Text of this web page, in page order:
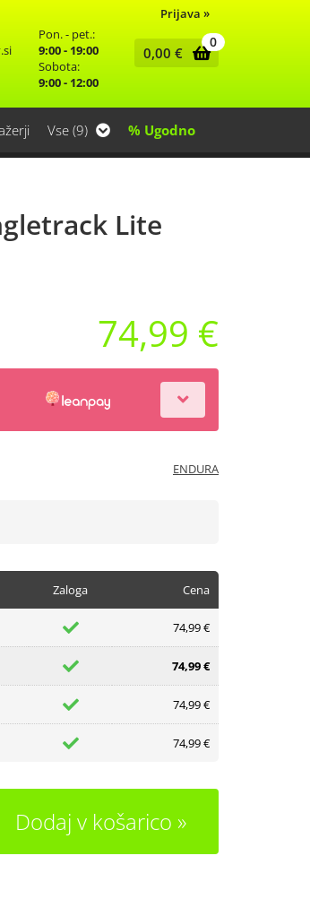
Prijava »
Pon. - pet.:
9:00 - 19:00
Sobota:
9:00 - 12:00
0
0,00 €
Vse (9) % Ugodno
Lite
74,99 €
ENDURA
Zaloga Cena
74,99 €
74,99 €
74,99 €
74,99 €
Dodaj v košarico